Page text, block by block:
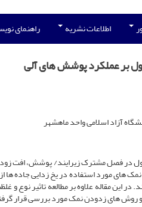
اطلاعات نشریه راهنمای
بر عملکرد پوشش های آلی
آزاد اسلامی واحد ماهشهر
در فصل مشترک زیرایند/ پوشش، افت زود
های مورد استفاده در یخ زدایی جاده
این مقاله علاوه بر مطالعه تاثیر نوع
روش های زدودن نمک مورد بررسی قرار